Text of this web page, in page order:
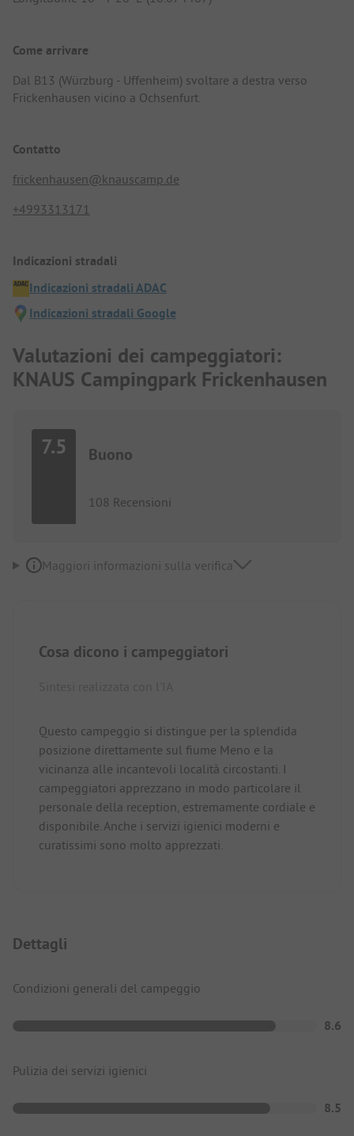
Come arrivare
Dal B13 (Würzburg - Uffenheim) svoltare a destra verso
Frickenhausen vicino a Ochsenfurt.
Contatto
frickenhausen@knauscamp.de
+4993313171
Indicazioni stradali
Indicazioni stradali ADAC
Indicazioni stradali Google
Valutazioni dei campeggiatori:
KNAUS Campingpark Frickenhausen
7.5 Buono
108 Recensioni
Maggiori informazioni sulla verifica
Cosa dicono i campeggiatori
Questo campeggio si distingue per la splendida
posizione direttamente sul fiume Meno e la
vicinanza alle incantevoli località circostanti. I
campeggiatori apprezzano in modo particolare il
personale della reception, estremamente cordiale e
disponibile. Anche i servizi igienici moderni e
curatissimi sono molto apprezzati.
Dettagli
Condizioni generali del campeggio
8.6
Pulizia dei servizi igienici
8.5